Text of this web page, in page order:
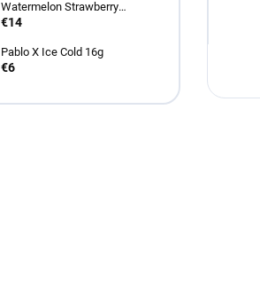
Watermelon Strawberry
Bubblegum Longfill 12ml -
€14
Pablo X Ice Cold 16g
€6